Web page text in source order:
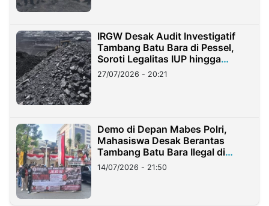
IRGW Desak Audit Investigatif
Tambang Batu Bara di Pessel,
Soroti Legalitas IUP hingga
Stockpile
27/07/2026 - 20:21
Demo di Depan Mabes Polri,
Mahasiswa Desak Berantas
Tambang Batu Bara Ilegal di
Lampung
14/07/2026 - 21:50